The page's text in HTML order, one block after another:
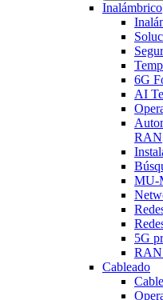
Inalámbrico
6G
AI
RAN
MU-
5G
RAN
Cableado